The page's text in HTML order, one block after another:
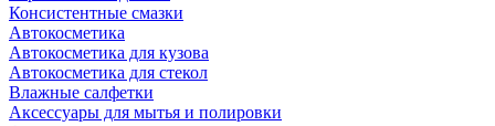
Консистентные смазки
Автокосметика
Автокосметика для кузова
Автокосметика для стекол
Влажные салфетки
Аксессуары для мытья и полировки